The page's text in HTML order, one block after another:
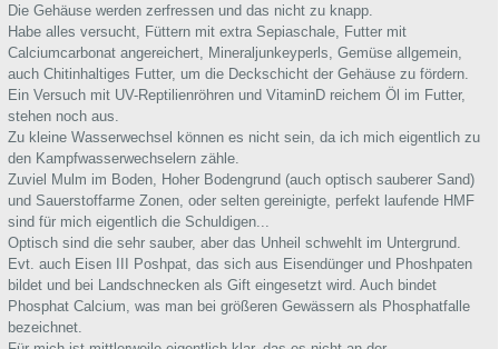
Die Gehäuse werden zerfressen und das nicht zu knapp.
Habe alles versucht, Füttern mit extra Sepiaschale, Futter mit
Calciumcarbonat angereichert, Mineraljunkeyperls, Gemüse allgemein,
auch Chitinhaltiges Futter, um die Deckschicht der Gehäuse zu fördern.
Ein Versuch mit UV-Reptilienröhren und VitaminD reichem Öl im Futter,
stehen noch aus.
Zu kleine Wasserwechsel können es nicht sein, da ich mich eigentlich zu
den Kampfwasserwechselern zähle.
Zuviel Mulm im Boden, Hoher Bodengrund (auch optisch sauberer Sand)
und Sauerstoffarme Zonen, oder selten gereinigte, perfekt laufende HMF
sind für mich eigentlich die Schuldigen...
Optisch sind die sehr sauber, aber das Unheil schwehlt im Untergrund.
Evt. auch Eisen III Poshpat, das sich aus Eisendünger und Phoshpaten
bildet und bei Landschnecken als Gift eingesetzt wird. Auch bindet
Phosphat Calcium, was man bei größeren Gewässern als Phosphatfalle
bezeichnet.